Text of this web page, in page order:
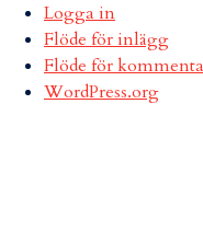
Logga in
Flöde för inlägg
Flöde för
WordPress.org